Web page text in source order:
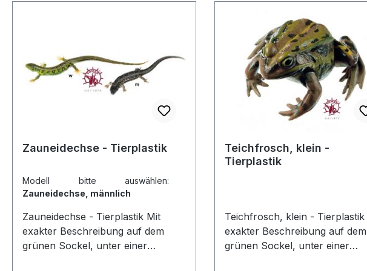
Zauneidechse - Tierplastik
Modell bitte auswählen:
Zauneidechse, männlich
Zauneidechse - Tierplastik Mit
exakter Beschreibung auf dem
grünen Sockel, unter einer
Teichfrosch, klein -
Tierplastik
Teichfrosch, klein - Tierplastik Mit
exakter Beschreibung auf dem
grünen Sockel, unter einer